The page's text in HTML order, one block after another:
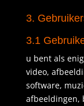
3.
3.1
u bent als
video,
software,
afbeeldingen,